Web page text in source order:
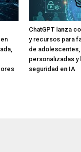
ChatGPT lanza
y recursos para
de
personalizadas y
seguridad en IA